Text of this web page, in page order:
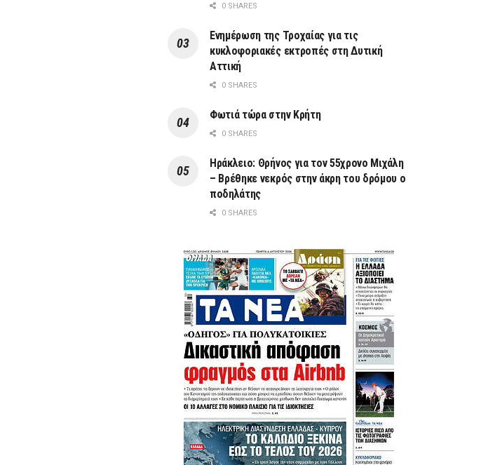
0 SHARES
Ενημέρωση της Τροχαίας για τις
κυκλοφοριακές εκτροπές στη Δυτική
Αττική
0 SHARES
Φωτιά τώρα στην Κρήτη
0 SHARES
Ηράκλειο: Θρήνος για τον 55χρονο Μιχάλη
– Βρέθηκε νεκρός στην άκρη του δρόμου ο
ποδηλάτης
0 SHARES